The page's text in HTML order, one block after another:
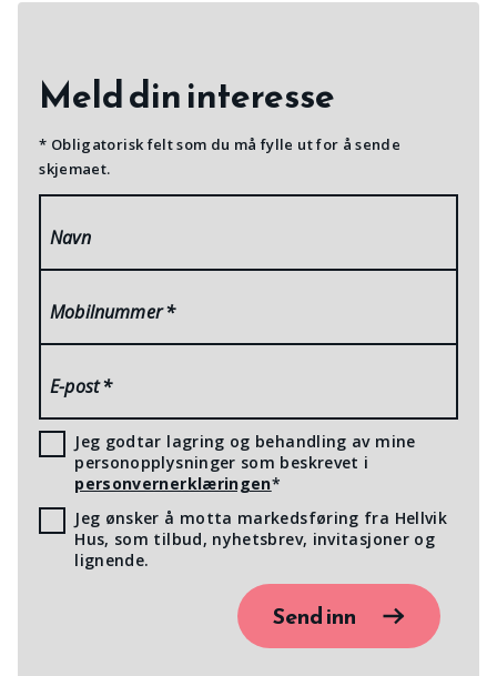
Meld din interesse
* Obligatorisk felt som du må fylle ut for å sende
skjemaet.
Navn
Mobilnummer*
E-post*
Jeg godtar lagring og behandling av mine
personopplysninger som beskrevet i
personvernerklæringen*
Jeg ønsker å motta markedsføring fra Hellvik
Hus, som tilbud, nyhetsbrev, invitasjoner og
lignende.
Send inn